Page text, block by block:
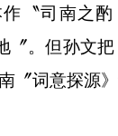
〝司南之
。但孙文
〞词意探源